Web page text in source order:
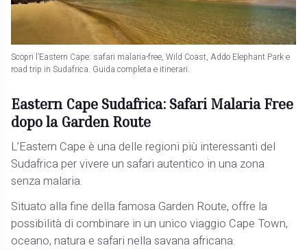
Scopri l’Eastern Cape: safari malaria-free, Wild Coast, Addo Elephant Park e
road trip in Sudafrica. Guida completa e itinerari.
Eastern Cape Sudafrica: Safari Malaria Free
dopo la Garden Route
L’Eastern Cape è una delle regioni più interessanti del
Sudafrica per vivere un safari autentico in una zona
senza malaria.
Situato alla fine della famosa Garden Route, offre la
possibilità di combinare in un unico viaggio Cape Town,
oceano, natura e safari nella savana africana.